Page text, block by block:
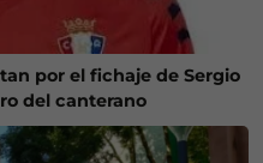
por el fichaje de Sergio
del canterano